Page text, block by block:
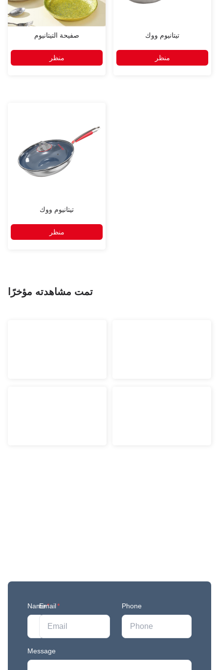
صفيحة التيتانيوم
منظر
تيتانيوم ووك
منظر
تيتانيوم ووك
منظر
تمت مشاهدته مؤخرًا
Name*
Email* Phone
Message